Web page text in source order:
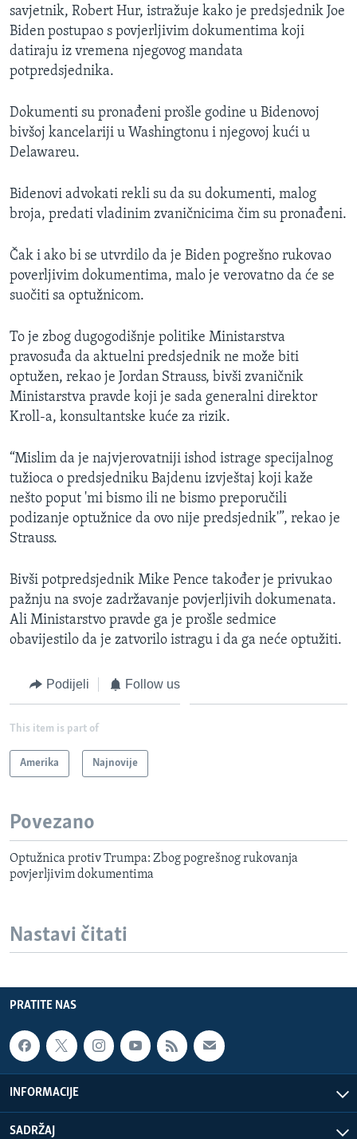
savjetnik, Robert Hur, istražuje kako je predsjednik Joe
Biden postupao s povjerljivim dokumentima koji
datiraju iz vremena njegovog mandata
potpredsjednika.
Dokumenti su pronađeni prošle godine u Bidenovoj
bivšoj kancelariji u Washingtonu i njegovoj kući u
Delawareu.
Bidenovi advokati rekli su da su dokumenti, malog
broja, predati vladinim zvaničnicima čim su pronađeni.
Čak i ako bi se utvrdilo da je Biden pogrešno rukovao
poverljivim dokumentima, malo je verovatno da će se
suočiti sa optužnicom.
To je zbog dugogodišnje politike Ministarstva
pravosuđa da aktuelni predsjednik ne može biti
optužen, rekao je Jordan Strauss, bivši zvaničnik
Ministarstva pravde koji je sada generalni direktor
Kroll-a, konsultantske kuće za rizik.
“Mislim da je najvjerovatniji ishod istrage specijalnog
tužioca o predsjedniku Bajdenu izvještaj koji kaže
nešto poput 'mi bismo ili ne bismo preporučili
podizanje optužnice da ovo nije predsjednik'”, rekao je
Strauss.
Bivši potpredsjednik Mike Pence također je privukao
pažnju na svoje zadržavanje povjerljivih dokumenata.
Ali Ministarstvo pravde ga je prošle sedmice
obavijestilo da je zatvorilo istragu i da ga neće optužiti.
Podijeli Follow us
This item is part of
Amerika Najnovije
Povezano
Optužnica protiv Trumpa: Zbog pogrešnog rukovanja
povjerljivim dokumentima
Nastavi čitati
PRATITE NAS
INFORMACIJE
SADRŽAJ